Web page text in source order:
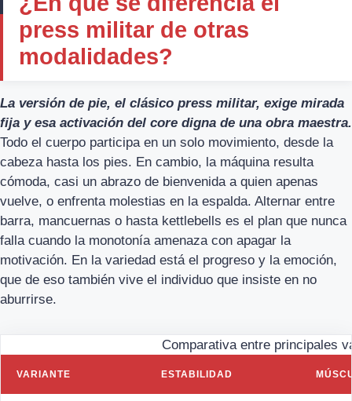
press militar de otras
modalidades?
La versión de pie, el clásico press militar, exige mirada
fija y esa activación del core digna de una obra maestra.
Todo el cuerpo participa en un solo movimiento, desde la
cabeza hasta los pies. En cambio, la máquina resulta
cómoda, casi un abrazo de bienvenida a quien apenas
vuelve, o enfrenta molestias en la espalda. Alternar entre
barra, mancuernas o hasta kettlebells es el plan que nunca
falla cuando la monotonía amenaza con apagar la
motivación. En la variedad está el progreso y la emoción,
que de eso también vive el individuo que insiste en no
aburrirse.
Comparativa entre principales
VARIANTE ESTABILIDAD